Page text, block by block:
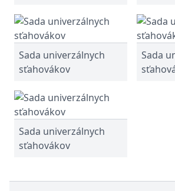
Sada univerzálnych
sťahovákov
Sada
Sada univerzálnych
sťahovákov